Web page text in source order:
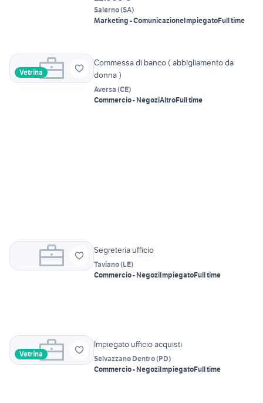
Salerno(SA)
Marketing - ComunicazioneImpiegatoFull time
Vetrina
Commessa di banco ( abbigliamento da
donna )
Aversa (CE)
Commercio - NegoziAltroFull time
Segreteria ufficio
Taviano(LE)
Commercio - NegoziImpiegatoFull time
Vetrina
Impiegato ufficio acquisti
Selvazzano Dentro(PD)
Commercio - NegoziImpiegatoFull time